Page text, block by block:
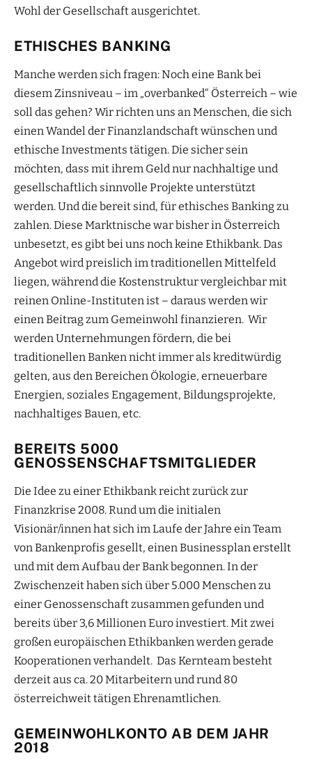
Wohl der Gesellschaft ausgerichtet.
ETHISCHES BANKING
Manche werden sich fragen: Noch eine Bank bei
diesem Zinsniveau – im „overbanked“ Österreich – wie
soll das gehen? Wir richten uns an Menschen, die sich
einen Wandel der Finanzlandschaft wünschen und
ethische Investments tätigen. Die sicher sein
möchten, dass mit ihrem Geld nur nachhaltige und
gesellschaftlich sinnvolle Projekte unterstützt
werden. Und die bereit sind, für ethisches Banking zu
zahlen. Diese Marktnische war bisher in Österreich
unbesetzt, es gibt bei uns noch keine Ethikbank. Das
Angebot wird preislich im traditionellen Mittelfeld
liegen, während die Kostenstruktur vergleichbar mit
reinen Online-Instituten ist – daraus werden wir
einen Beitrag zum Gemeinwohl finanzieren. Wir
werden Unternehmungen fördern, die bei
traditionellen Banken nicht immer als kreditwürdig
gelten, aus den Bereichen Ökologie, erneuerbare
Energien, soziales Engagement, Bildungsprojekte,
nachhaltiges Bauen, etc.
BEREITS 5000
GENOSSENSCHAFTSMITGLIEDER
Die Idee zu einer Ethikbank reicht zurück zur
Finanzkrise 2008. Rund um die initialen
Visionär/innen hat sich im Laufe der Jahre ein Team
von Bankenprofis gesellt, einen Businessplan erstellt
und mit dem Aufbau der Bank begonnen. In der
Zwischenzeit haben sich über 5.000 Menschen zu
einer Genossenschaft zusammen gefunden und
bereits über 3,6 Millionen Euro investiert. Mit zwei
großen europäischen Ethikbanken werden gerade
Kooperationen verhandelt. Das Kernteam besteht
derzeit aus ca. 20 Mitarbeitern und rund 80
österreichweit tätigen Ehrenamtlichen.
GEMEINWOHLKONTO AB DEM JAHR
2018